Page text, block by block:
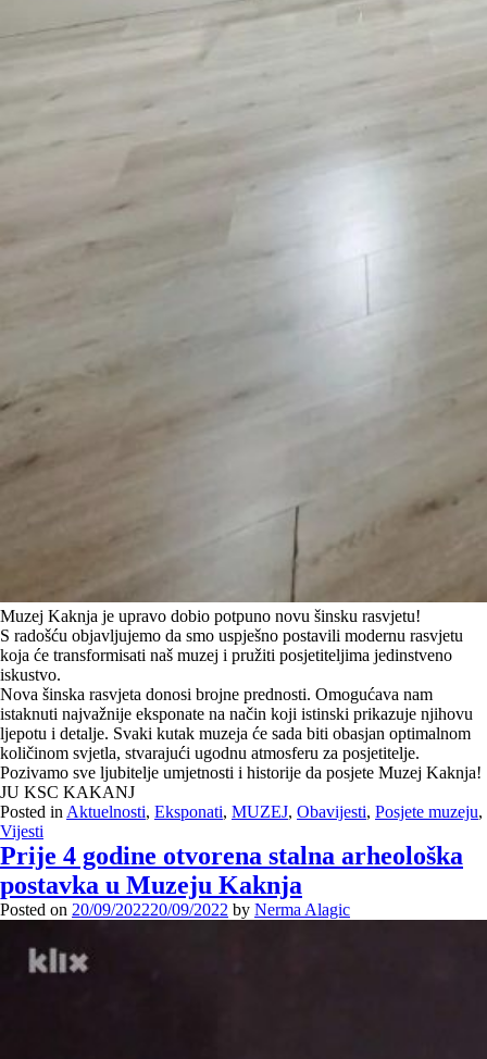
Muzej Kaknja je upravo dobio potpuno novu šinsku rasvjetu!
S radošću objavljujemo da smo uspješno postavili modernu rasvjetu
koja će transformisati naš muzej i pružiti posjetiteljima jedinstveno
iskustvo.
Nova šinska rasvjeta donosi brojne prednosti. Omogućava nam
istaknuti najvažnije eksponate na način koji istinski prikazuje njihovu
ljepotu i detalje. Svaki kutak muzeja će sada biti obasjan optimalnom
količinom svjetla, stvarajući ugodnu atmosferu za posjetitelje.
Pozivamo sve ljubitelje umjetnosti i historije da posjete Muzej Kaknja!
JU KSC KAKANJ
Posted in Aktuelnosti, Eksponati, MUZEJ, Obavijesti, Posjete muzeju,
Vijesti
Prije 4 godine otvorena stalna arheološka
postavka u Muzeju Kaknja
Posted on 20/09/202220/09/2022 by Nerma Alagic